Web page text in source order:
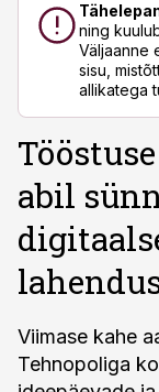
ning
Väljaanne
sisu,
allikatega
abil
Viimase kahe
Tehnopoliga